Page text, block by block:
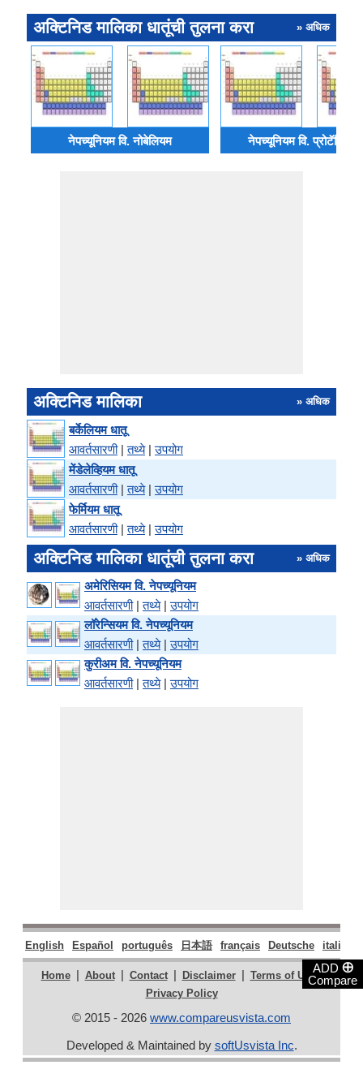
ADD ⊕
Compare
अक्टिनिड मालिका धातूंची तुलना करा » अधिक
नेपच्यूनियम वि. नोबेलियम नेपच्यूनियम वि.
अक्टिनिड मालिका » अधिक
बर्केलियम धातू
आवर्तसारणी|तथ्ये|उपयोग
मेंडेलेव्हियम धातू
आवर्तसारणी|तथ्ये|उपयोग
फेर्मियम धातू
आवर्तसारणी|तथ्ये|उपयोग
अक्टिनिड मालिका धातूंची तुलना करा » अधिक
अमेरिसियम वि. नेपच्यूनियम
आवर्तसारणी|तथ्ये|उपयोग
लॉरेन्सियम वि. नेपच्यूनियम
आवर्तसारणी|तथ्ये|उपयोग
कुरीअम वि. नेपच्यूनियम
आवर्तसारणी|तथ्ये|उपयोग
English Español português 日本語 français Deutsche italiano
Home | About | Contact | Disclaimer | Terms of Use |
Privacy Policy
© 2015 - 2026 www.compareusvista.com
Developed & Maintained by softUsvista Inc.